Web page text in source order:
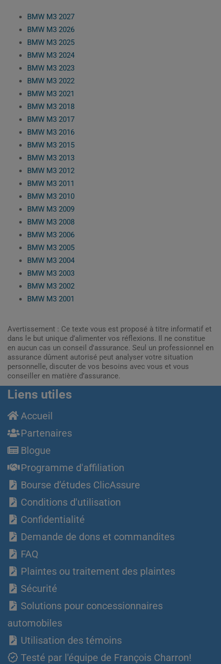
BMW M3 2027
BMW M3 2026
BMW M3 2025
BMW M3 2024
BMW M3 2023
BMW M3 2022
BMW M3 2021
BMW M3 2018
BMW M3 2017
BMW M3 2016
BMW M3 2015
BMW M3 2013
BMW M3 2012
BMW M3 2011
BMW M3 2010
BMW M3 2009
BMW M3 2008
BMW M3 2006
BMW M3 2005
BMW M3 2004
BMW M3 2003
BMW M3 2002
BMW M3 2001
Avertissement : Ce texte vous est proposé à titre informatif et
dans le but unique d’alimenter vos réflexions. Il ne constitue
en aucun cas un conseil d'assurance. Seul un professionnel en
assurance dûment autorisé peut analyser votre situation
personnelle, discuter de vos besoins avec vous et vous
conseiller en matière d’assurance.
Liens utiles
Accueil
Partenaires
Blogue
Programme d'affiliation
Bourse d’études ClicAssure
Conditions d'utilisation
Confidentialité
Demande de dons et commandites
FAQ
Plaintes ou traitement des plaintes
Sécurité
Solutions pour concessionnaires
automobiles
Utilisation des témoins
Testé par l'équipe de François Charron!